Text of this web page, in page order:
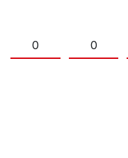
0 0